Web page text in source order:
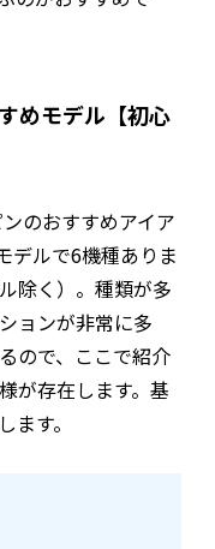
めモデル【初心
のおすすめアイア
デルで6機種ありま
除く）。種類が多
ョンが非常に多
ので、ここで紹介
が存在します。基
す。